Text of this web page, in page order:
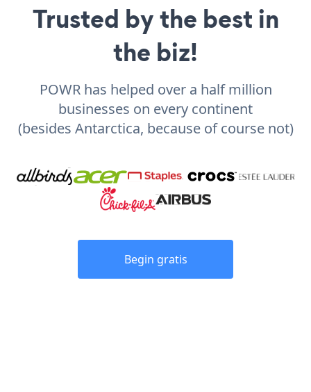
Trusted by the best in
the biz!
POWR has helped over a half million
businesses on every continent
(besides Antarctica, because of course not)
Begin gratis